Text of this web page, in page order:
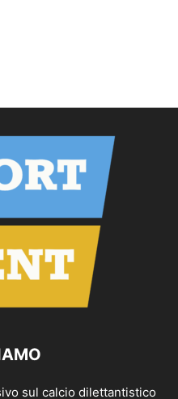
sul calcio dilettantistico